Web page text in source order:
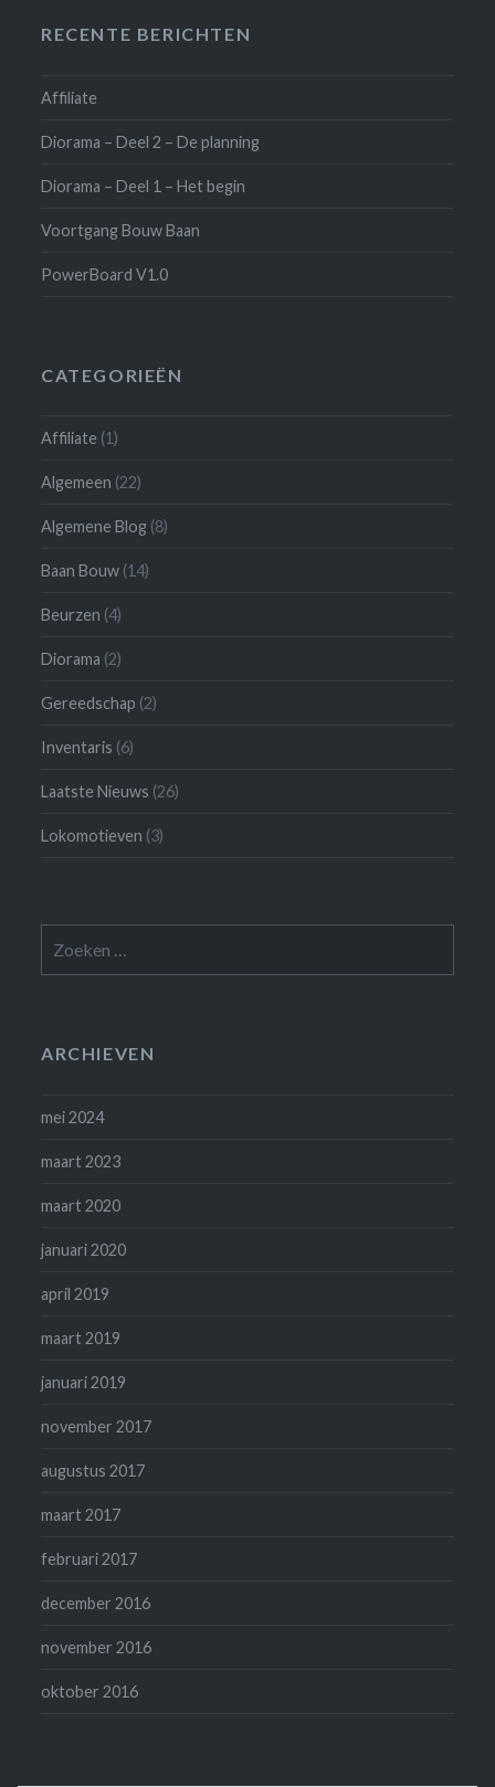
RECENTE BERICHTEN
Affiliate
Diorama – Deel 2 – De planning
Diorama – Deel 1 – Het begin
Voortgang Bouw Baan
PowerBoard V1.0
CATEGORIEËN
Affiliate (1)
Algemeen (22)
Algemene Blog (8)
Baan Bouw (14)
Beurzen (4)
Diorama (2)
Gereedschap (2)
Inventaris (6)
Laatste Nieuws (26)
Lokomotieven (3)
naar:
ARCHIEVEN
mei 2024
maart 2023
maart 2020
januari 2020
april 2019
maart 2019
januari 2019
november 2017
augustus 2017
maart 2017
februari 2017
december 2016
november 2016
oktober 2016